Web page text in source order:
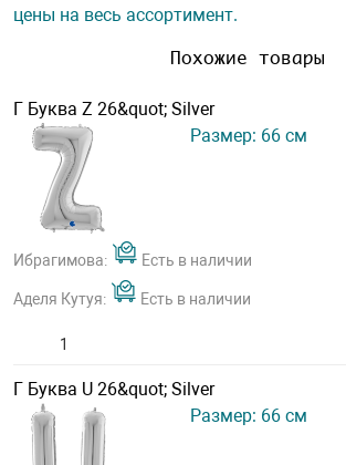
цены на весь ассортимент.
Похожие товары
Г Буква Z 26&quot; Silver
Размер: 66 см
Ибрагимова: Есть в наличии
Аделя Кутуя: Есть в наличии
Г Буква U 26&quot; Silver
Размер: 66 см